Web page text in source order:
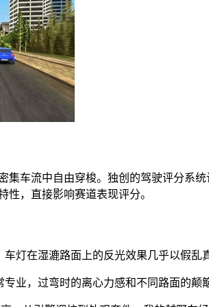
集车流中自由穿梭。独创的驾驶评分系
性，直接影响赛道表现评分。
灯在湿漉路面上的反光效果几乎以假乱
专业，过弯时的离心力感和不同路面的